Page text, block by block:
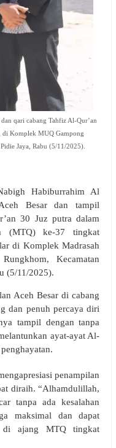
qari cabang Tahfiz Al-Qur’an
di Komplek MUQ Gampong
Jaya, Rabu (5/11/2025).
Habiburrahim Al
Besar dan tampil
30 Juz putra dalam
(MTQ) ke-37 tingkat
di Komplek Madrasah
Kecamatan
(5/11/2025).
Aceh Besar di cabang
dan penuh percaya diri
tampil dengan tanpa
ayat-ayat Al-
penampilan
diraih. “Alhamdulillah,
tanpa ada kesalahan
maksimal dan dapat
di ajang MTQ tingkat